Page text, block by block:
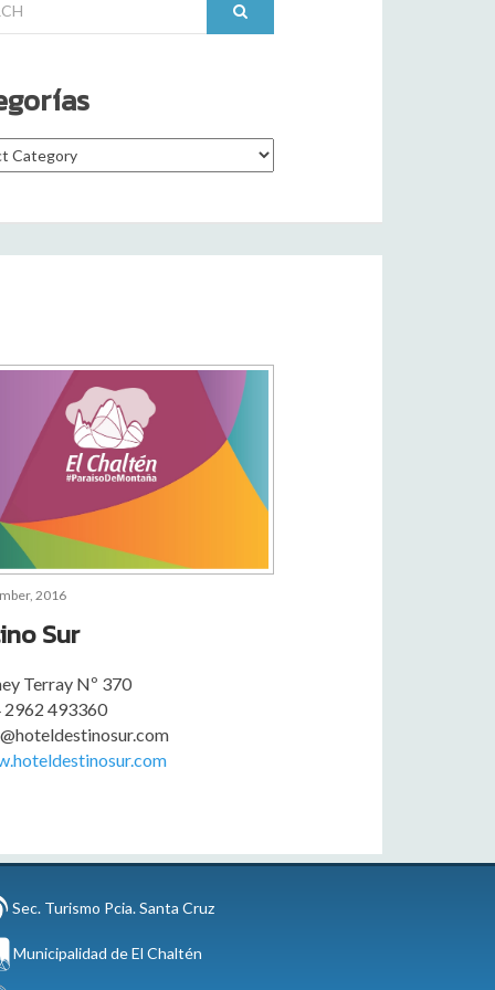
2016
Sur
Terray Nº 370
2962 493360
Sec. Turismo Pcia. Santa Cruz
Municipalidad de El Chaltén